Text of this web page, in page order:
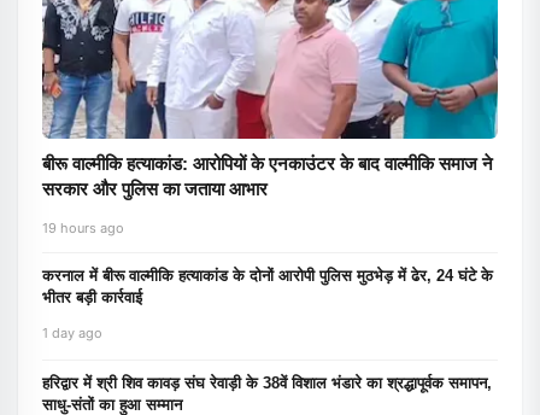
बीरू वाल्मीकि हत्याकांड: आरोपियों के एनकाउंटर के बाद वाल्मीकि समाज ने
सरकार और पुलिस का जताया आभार
19 hours ago
करनाल में बीरू वाल्मीकि हत्याकांड के दोनों आरोपी पुलिस मुठभेड़ में ढेर, 24 घंटे के
भीतर बड़ी कार्रवाई
1 day ago
हरिद्वार में श्री शिव कावड़ संघ रेवाड़ी के 38वें विशाल भंडारे का श्रद्धापूर्वक समापन,
साधु-संतों का हुआ सम्मान